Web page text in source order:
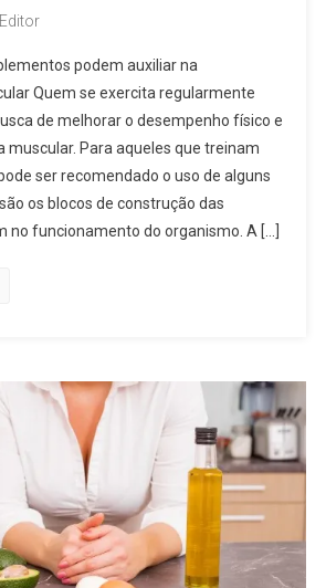
Editor
podem auxiliar na
Quem se exercita regularmente
de melhorar o desempenho físico e
muscular. Para aqueles que treinam
ser recomendado o uso de alguns
os blocos de construção das
no funcionamento do organismo. A […]